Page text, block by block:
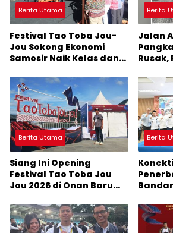
Berita Utama
Festival Tao Toba Jou-
Jou Sokong Ekonomi
Samosir Naik Kelas dan
Sumber Pertumbuhan
Ekonomi Baru
Berita
Jalan
Berita Utama
Siang Ini Opening
Festival Tao Toba Jou
Jou 2026 di Onan Baru
Dihibur Marsada Band
Berita
Jadi
DPR